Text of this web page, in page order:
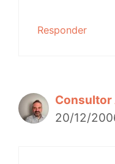
Responder
Consultor
20/12/